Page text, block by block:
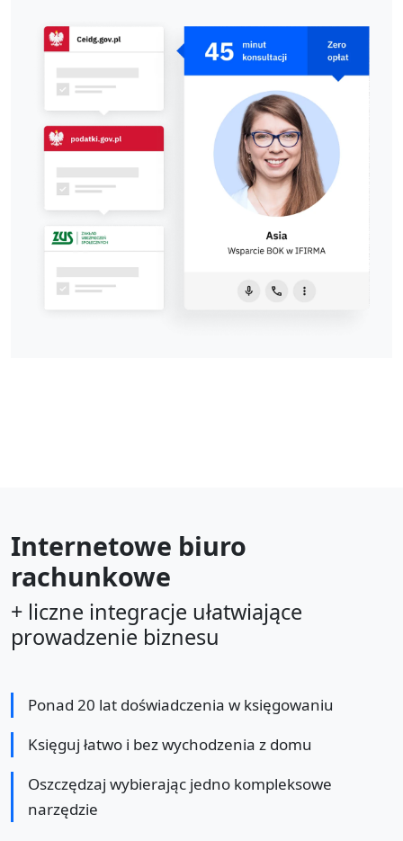
Internetowe biuro
rachunkowe
+ liczne integracje ułatwiające
prowadzenie biznesu
Ponad 20 lat doświadczenia w księgowaniu
Księguj łatwo i bez wychodzenia z domu
Oszczędzaj wybierając jedno kompleksowe
narzędzie